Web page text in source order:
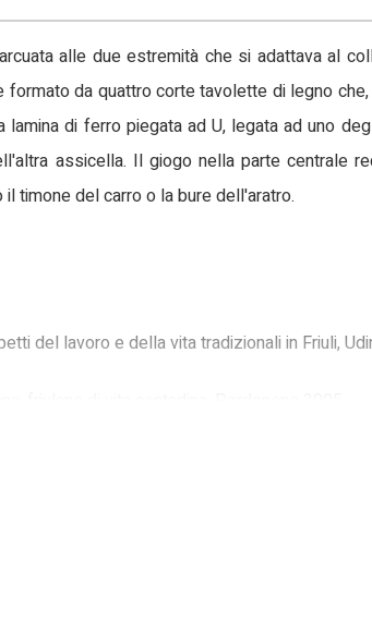
alle due estremità che si adattava al
da quattro corte tavolette di legno
di ferro piegata ad U, legata ad uno
assicella. Il giogo nella parte centrale
timone del carro o la bure dell'aratro.
del lavoro e della vita tradizionali in Friuli,
contadina e dialetto nel territorio di